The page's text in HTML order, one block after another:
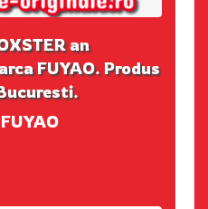
an
FUYAO. Produs